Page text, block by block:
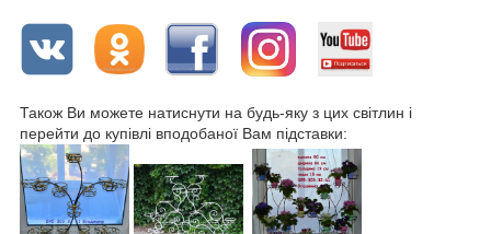
Також Ви можете натиснути на будь-яку з цих світлин і
перейти до купівлі вподобаної Вам підставки: